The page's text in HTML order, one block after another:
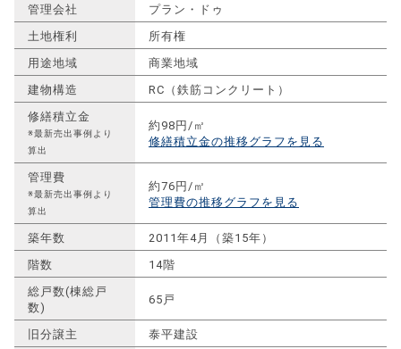
管理会社
プラン・ドゥ
土地権利
所有権
用途地域
商業地域
建物構造
RC（鉄筋コンクリート）
修繕積立金
※最新売出事例より
算出
約98円/㎡
修繕積立金の推移グラフを見る
管理費
※最新売出事例より
算出
約76円/㎡
管理費の推移グラフを見る
築年数
2011年4月（築15年）
階数
14階
総戸数(棟総戸
数)
65戸
旧分譲主
泰平建設